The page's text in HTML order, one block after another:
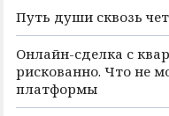
Путь души сквозь
Онлайн-сделка с
рискованно. Что не
платформы